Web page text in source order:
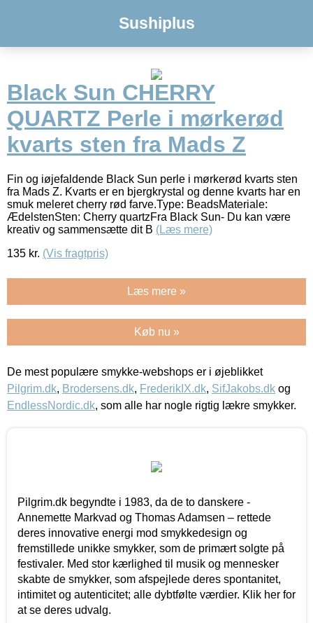
Sushiplus
Black Sun CHERRY
QUARTZ Perle i mørkerød
kvarts sten fra Mads Z
Fin og iøjefaldende Black Sun perle i mørkerød kvarts sten
fra Mads Z. Kvarts er en bjergkrystal og denne kvarts har en
smuk meleret cherry rød farve.Type: BeadsMateriale:
ÆdelstenSten: Cherry quartzFra Black Sun- Du kan være
kreativ og sammensætte dit B (Læs mere)
135 kr. (Vis fragtpris)
Læs mere »
Køb nu »
De mest populære smykke-webshops er i øjeblikket
Pilgrim.dk, Brodersens.dk, FrederikIX.dk, SifJakobs.dk og
EndlessNordic.dk, som alle har nogle rigtig lækre smykker.
Pilgrim.dk begyndte i 1983, da de to danskere -
Annemette Markvad og Thomas Adamsen – rettede
deres innovative energi mod smykkedesign og
fremstillede unikke smykker, som de primært solgte på
festivaler. Med stor kærlighed til musik og mennesker
skabte de smykker, som afspejlede deres spontanitet,
intimitet og autenticitet; alle dybtfølte værdier. Klik her for
at se deres udvalg.